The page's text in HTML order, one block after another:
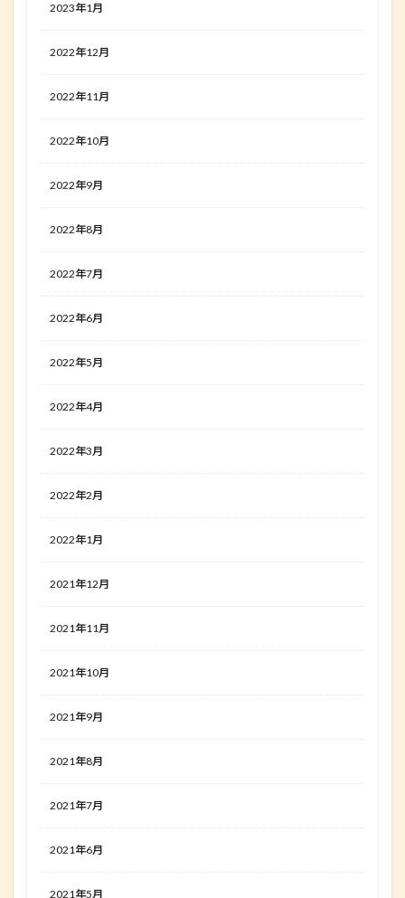
2023年1月
2022年12月
2022年11月
2022年10月
2022年9月
2022年8月
2022年7月
2022年6月
2022年5月
2022年4月
2022年3月
2022年2月
2022年1月
2021年12月
2021年11月
2021年10月
2021年9月
2021年8月
2021年7月
2021年6月
2021年5月